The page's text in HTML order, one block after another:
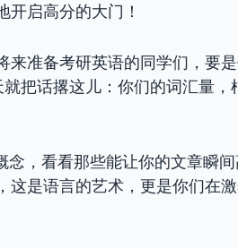
启高分的大门！
来准备考研英语的同学们，要
把话撂这儿：你们的词汇量，
念，看看那些能让你的文章瞬
是语言的艺术，更是你们在